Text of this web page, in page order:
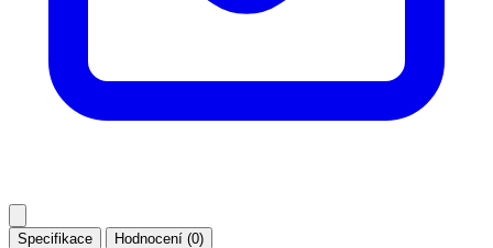
Specifikace Hodnocení (0)